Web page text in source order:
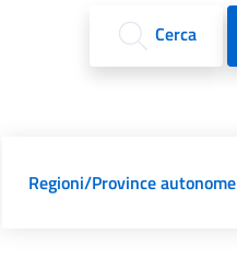
Cerca
Regioni/Province autonome